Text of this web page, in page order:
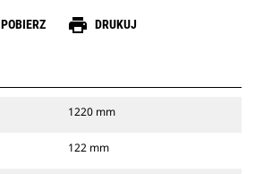
POBIERZ print DRUKUJ
1220 mm
122 mm